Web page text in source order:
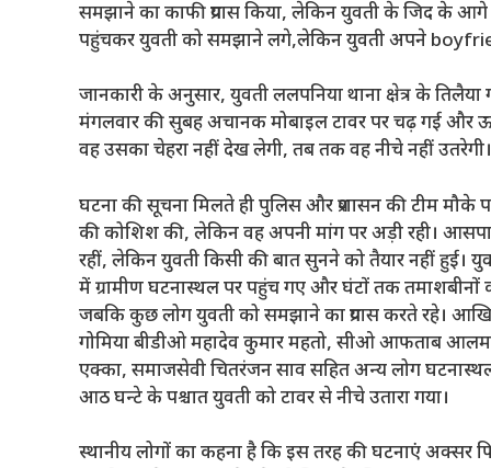
समझाने का काफी प्रयास किया, लेकिन युवती के जिद के
पहुंचकर युवती को समझाने लगे,लेकिन युवती अपने
जानकारी के अनुसार, युवती ललपनिया थाना क्षेत्र के तिलैया
मंगलवार की सुबह अचानक मोबाइल टावर पर चढ़ गई और
वह उसका चेहरा नहीं देख लेगी, तब तक वह नीचे नहीं
घटना की सूचना मिलते ही पुलिस और प्रशासन की टीम मौके
की कोशिश की, लेकिन वह अपनी मांग पर अड़ी रही।
रहीं, लेकिन युवती किसी की बात सुनने को तैयार नहीं हुई।
में ग्रामीण घटनास्थल पर पहुंच गए और घंटों तक
जबकि कुछ लोग युवती को समझाने का प्रयास करते रहे।
गोमिया बीडीओ महादेव कुमार महतो, सीओ आफताब आलम,
एक्का, समाजसेवी चितरंजन साव सहित अन्य लोग
आठ घन्टे के पश्चात युवती को टावर से नीचे उतारा गया।
स्थानीय लोगों का कहना है कि इस तरह की घटनाएं अक्सर